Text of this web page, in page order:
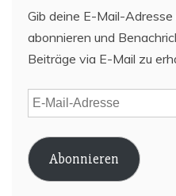
Gib deine E-Mail-Adresse
abonnieren und
Beiträge via E-Mail zu
E-
Mail-
Adresse
Abonnieren